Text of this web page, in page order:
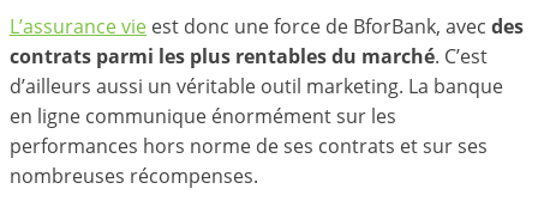
L’assurance vie est donc une force de BforBank, avec des
contrats parmi les plus rentables du marché. C’est
d’ailleurs aussi un véritable outil marketing. La banque
en ligne communique énormément sur les
performances hors norme de ses contrats et sur ses
nombreuses récompenses.